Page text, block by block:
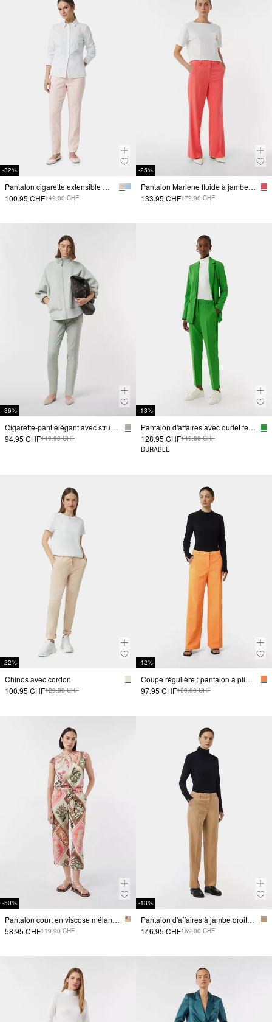
-32%
Pantalon cigarette extensible à plis pressés
100.95 CHF149.00 CHF
-25%
Pantalon Marlene fluide à jambe large
133.95 CHF179.90 CHF
-36%
Cigarette-pant élégant avec structure
94.95 CHF149.90 CHF
-13%
Pantalon d'affaires avec ourlet fendu
128.95 CHF149.00 CHF
DURABLE
-22%
Chinos avec cordon
100.95 CHF129.90 CHF
-42%
Coupe régulière : pantalon à plis pressés
97.95 CHF169.00 CHF
-50%
Pantalon court en viscose mélangée, coupe décontractée, imprimé sur toute la surface.
58.95 CHF119.90 CHF
-13%
Pantalon d'affaires à jambe droite et texture sergée
146.95 CHF169.00 CHF